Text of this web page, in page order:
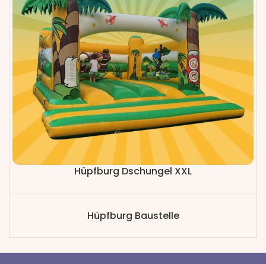
Hüpfburg Dschungel XXL
Hüpfburg Baustelle